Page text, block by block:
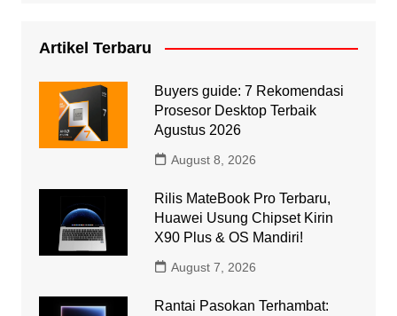
Artikel Terbaru
Buyers guide: 7 Rekomendasi
Prosesor Desktop Terbaik
Agustus 2026
August 8, 2026
Rilis MateBook Pro Terbaru,
Huawei Usung Chipset Kirin
X90 Plus & OS Mandiri!
August 7, 2026
Rantai Pasokan Terhambat: